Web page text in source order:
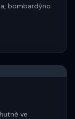
bombardýno
ve